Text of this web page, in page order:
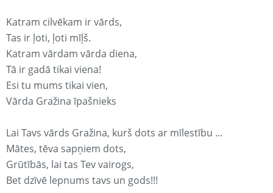
Katram cilvēkam ir vārds,
Tas ir ļoti, ļoti mīļš.
Katram vārdam vārda diena,
Tā ir gadā tikai viena!
Esi tu mums tikai vien,
Vārda Gražina īpašnieks
Lai Tavs vārds Gražina, kurš dots ar mīlestību ...
Mātes, tēva sapņiem dots,
Grūtībās, lai tas Tev vairogs,
Bet dzīvē lepnums tavs un gods!!!